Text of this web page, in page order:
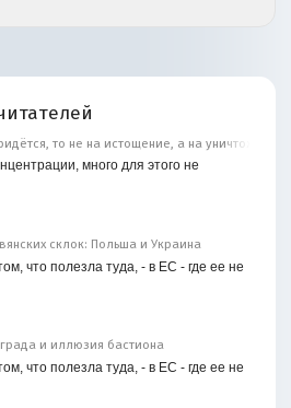
то не на истощение, а на уничтожение
много для этого не
склок: Польша и Украина
что полезла туда, - в ЕС - где ее не
и иллюзия бастиона
что полезла туда, - в ЕС - где ее не